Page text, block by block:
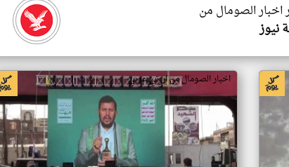
اخبار الصومال من
نيوز
اخبار الصومال من ار تي عربي